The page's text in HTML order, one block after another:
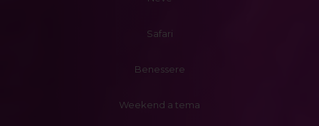
Safari
Benessere
Weekend a tema